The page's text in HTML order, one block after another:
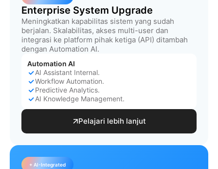
Enterprise System Upgrade
Meningkatkan kapabilitas sistem yang sudah
berjalan. Skalabilitas, akses multi-user dan
integrasi ke platform pihak ketiga (API) ditambah
dengan Automation AI.
Automation AI
AI Assistant Internal.
Workflow Automation.
Predictive Analytics.
AI Knowledge Management.
Pelajari lebih lanjut
+ AI-Integrated